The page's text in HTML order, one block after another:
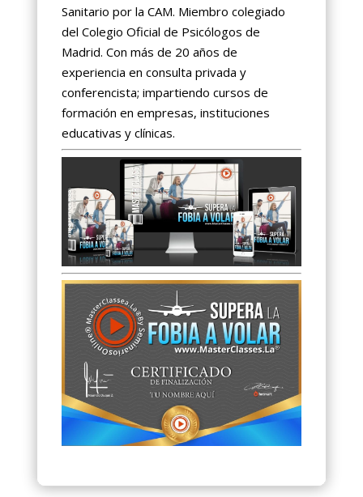
Sanitario por la CAM. Miembro colegiado
del Colegio Oficial de Psicólogos de
Madrid. Con más de 20 años de
experiencia en consulta privada y
conferencista; impartiendo cursos de
formación en empresas, instituciones
educativas y clínicas.